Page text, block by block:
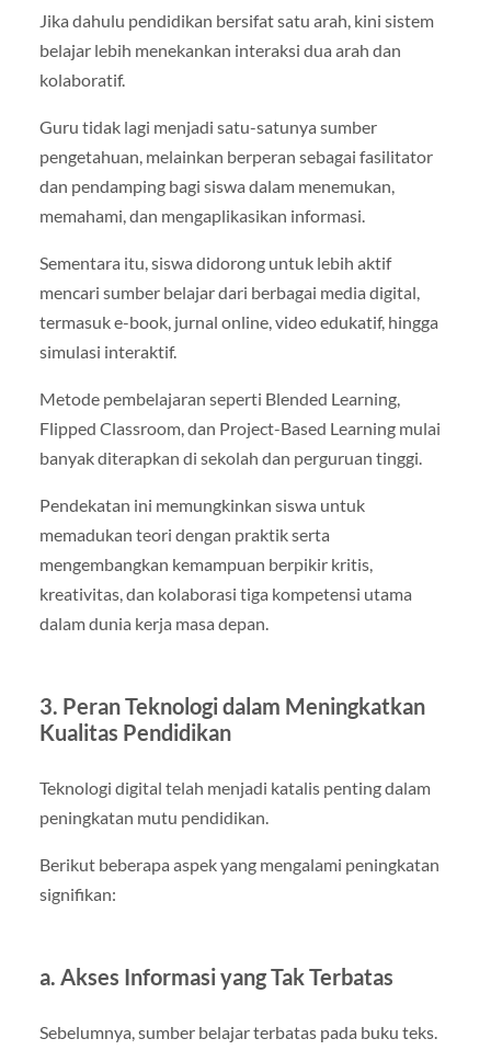
Jika dahulu pendidikan bersifat satu arah, kini sistem
belajar lebih menekankan interaksi dua arah dan
kolaboratif.
Guru tidak lagi menjadi satu-satunya sumber
pengetahuan, melainkan berperan sebagai fasilitator
dan pendamping bagi siswa dalam menemukan,
memahami, dan mengaplikasikan informasi.
Sementara itu, siswa didorong untuk lebih aktif
mencari sumber belajar dari berbagai media digital,
termasuk e-book, jurnal online, video edukatif, hingga
simulasi interaktif.
Metode pembelajaran seperti Blended Learning,
Flipped Classroom, dan Project-Based Learning mulai
banyak diterapkan di sekolah dan perguruan tinggi.
Pendekatan ini memungkinkan siswa untuk
memadukan teori dengan praktik serta
mengembangkan kemampuan berpikir kritis,
kreativitas, dan kolaborasi tiga kompetensi utama
dalam dunia kerja masa depan.
3. Peran Teknologi dalam Meningkatkan
Kualitas Pendidikan
Teknologi digital telah menjadi katalis penting dalam
peningkatan mutu pendidikan.
Berikut beberapa aspek yang mengalami peningkatan
signifikan:
a. Akses Informasi yang Tak Terbatas
Sebelumnya, sumber belajar terbatas pada buku teks.